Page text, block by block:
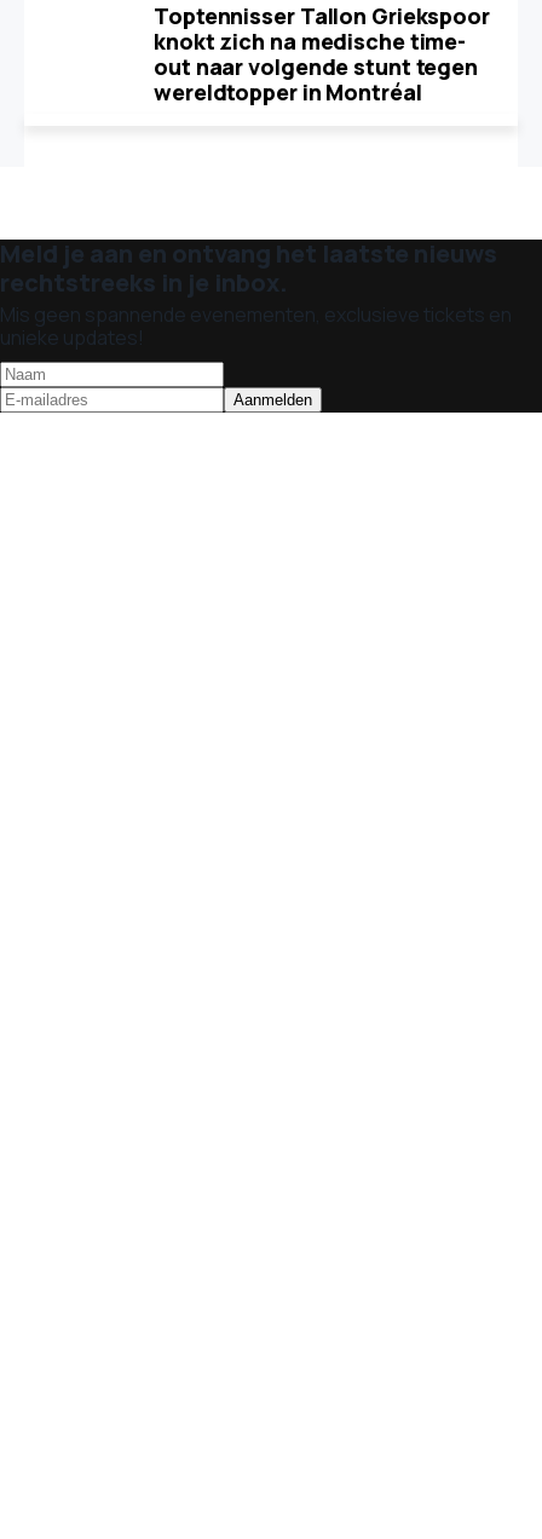
Toptennisser Tallon Griekspoor
knokt zich na medische time-
out naar volgende stunt tegen
wereldtopper in Montréal
Meld je aan en ontvang het laatste nieuws
rechtstreeks in je inbox.
Mis geen spannende evenementen, exclusieve tickets en
unieke updates!